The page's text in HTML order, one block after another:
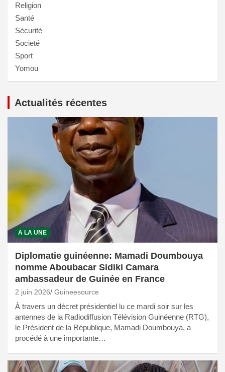
Religion
Santé
Sécurité
Societé
Sport
Yomou
Actualités récentes
A LA UNE
Diplomatie guinéenne: Mamadi Doumbouya
nomme Aboubacar Sidiki Camara
ambassadeur de Guinée en France
2 juin 2026 Guineesource
À travers un décret présidentiel lu ce mardi soir sur les
antennes de la Radiodiffusion Télévision Guinéenne (RTG),
le Président de la République, Mamadi Doumbouya, a
procédé à une importante…